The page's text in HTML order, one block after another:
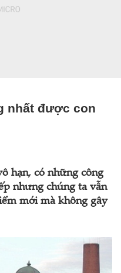
nhất được con
hạn, có những công
nhưng chúng ta vẫn
mới mà không gây